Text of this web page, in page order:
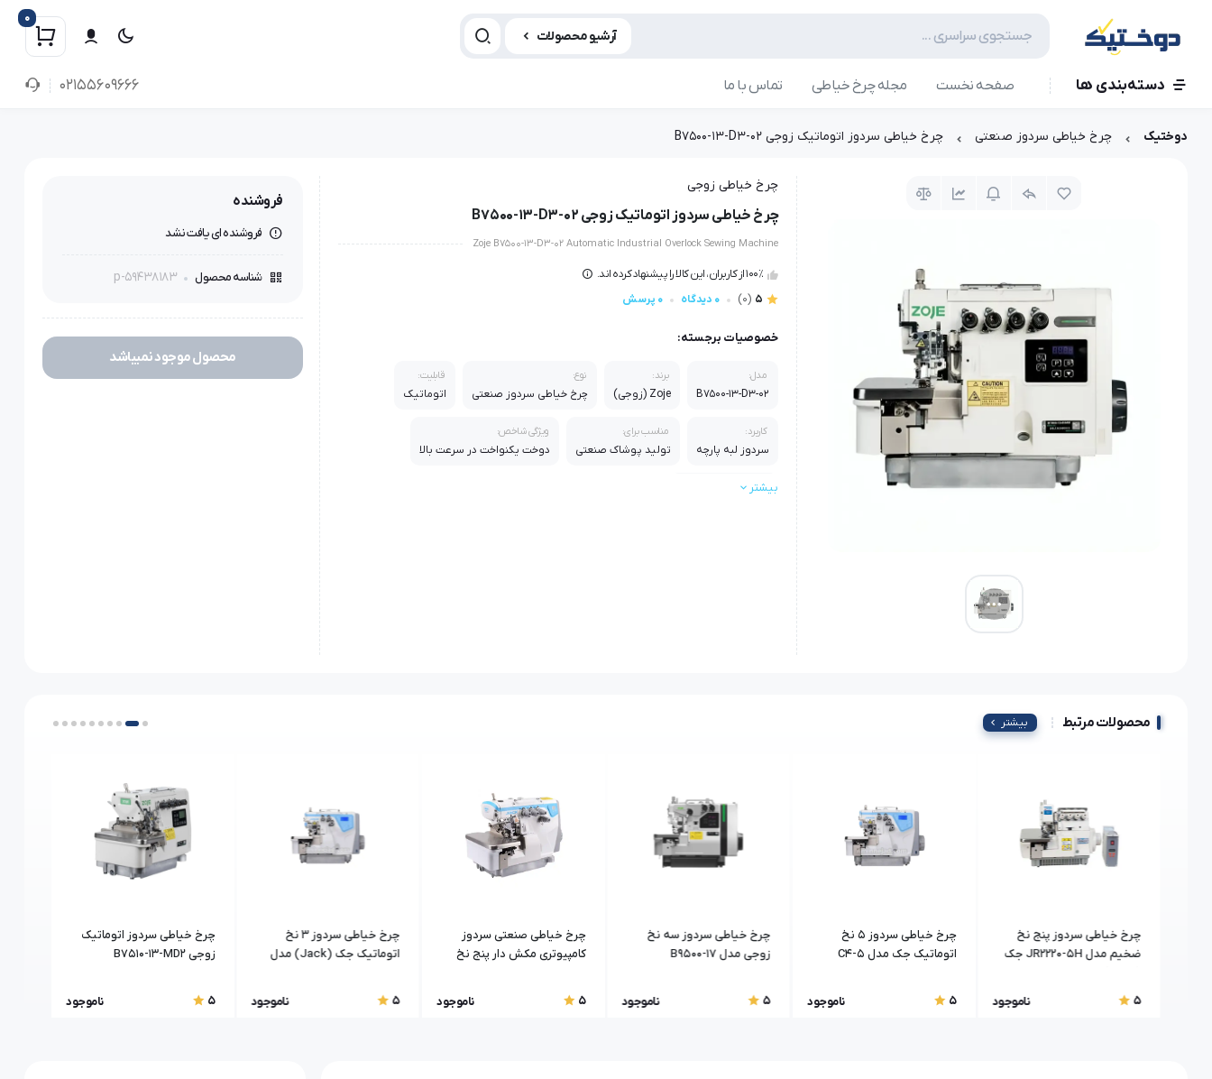
آرشیو محصولات
0
دسته‌بندی ها صفحه نخست مجله چرخ خیاطی تماس با ما 02155609666
دوختیک چرخ خیاطی سردوز صنعتی چرخ خیاطی سردوز اتوماتیک زوجی B7500-13-D3-02
چرخ خیاطی زوجی
چرخ خیاطی سردوز اتوماتیک زوجی B7500-13-D3-02
Zoje B7500-13-D3-02 Automatic Industrial Overlock Sewing Machine
100٪ از کاربران، این کالا را پیشنهاد کرده اند.
5
(0) 0 دیدگاه 0 پرسش
خصوصیات برجسته:
مدل:
B7500-13-D3-02
برند:
Zoje (زوجی)
نوع:
چرخ خیاطی سردوز صنعتی
قابلیت:
اتوماتیک
کاربرد:
سردوز لبه پارچه
مناسب برای:
تولید پوشاک صنعتی
ویژگی شاخص:
دوخت یکنواخت در سرعت بالا
مناسب استفاده:
بیشتر
فروشنده
فروشنده ای یافت نشد
شناسه محصول p-59438183
محصول موجود نمیباشد
محصولات مرتبط بیشتر
چرخ خیاطی سردوز پنج نخ
ضخیم مدل JR2220-5H جک
5
ناموجود
چرخ خیاطی سردوز 5 نخ
اتوماتیک جک مدل C4-5
5 ناموجود
چرخ خیاطی سردوز سه نخ
زوجی مدل B9500-17
5 ناموجود
چرخ خیاطی صنعتی سردوز
کامپیوتری مکش دار پنج نخ
5
ناموجود
چرخ خیاطی سردوز 3 نخ
اتوماتیک جک (Jack) مدل
5
ناموجود
چرخ خیاطی سردوز اتوماتیک
زوجی B7510-13-MD2
5 ناموجود